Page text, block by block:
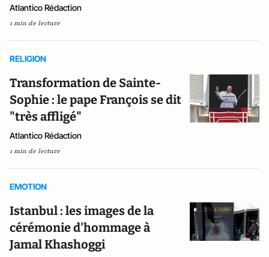
Atlantico Rédaction
1 min de lecture
RELIGION
Transformation de Sainte-
Sophie : le pape François se dit
"très affligé"
Atlantico Rédaction
1 min de lecture
EMOTION
Istanbul : les images de la
cérémonie d'hommage à
Jamal Khashoggi